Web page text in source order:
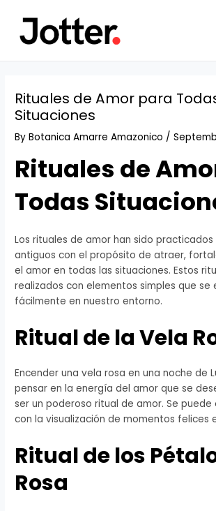
content
Rituales de Amor para
Situaciones
ByBotanica Amarre Amazonico /
Rituales de
Todas
Los rituales de amor han sido
antiguos con el propósito de atraer,
el amor en todas las situaciones. Estos
realizados con elementos simples que se
fácilmente en nuestro entorno.
Ritual de la Vela
Encender una vela rosa en una noche de
pensar en la energía del amor que se
ser un poderoso ritual de amor. Se
con la visualización de momentos felices
Ritual de los
Rosa
navigation